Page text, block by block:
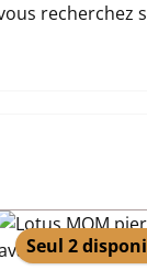
recherchez
Seul 2